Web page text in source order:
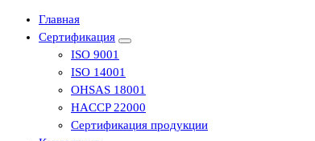
Центр сертификации в Уфе ( услуги по сертификации
Главная
Сертификация
ISO 9001
ISO 14001
OHSAS 18001
HACCP 22000
Сертификация продукции